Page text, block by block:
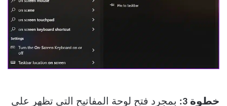
خطوة 3: بمجرد فتح لوحة المفاتيح التي تظهر على